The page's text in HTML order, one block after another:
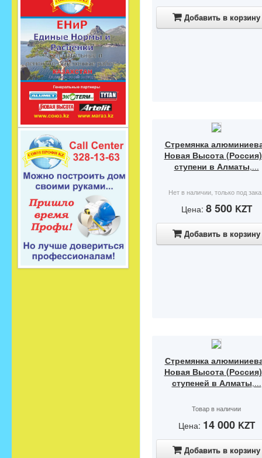
Добавить в корзину
Стремянка
Новая Высота
ступени в Алматы,...
Нет в наличии, только под
Цена: 8 500 KZT
Добавить в корзину
Стремянка
Новая Высота
ступеней в Алматы,...
Товар в наличии
Цена: 14 000 KZT
Добавить в корзину